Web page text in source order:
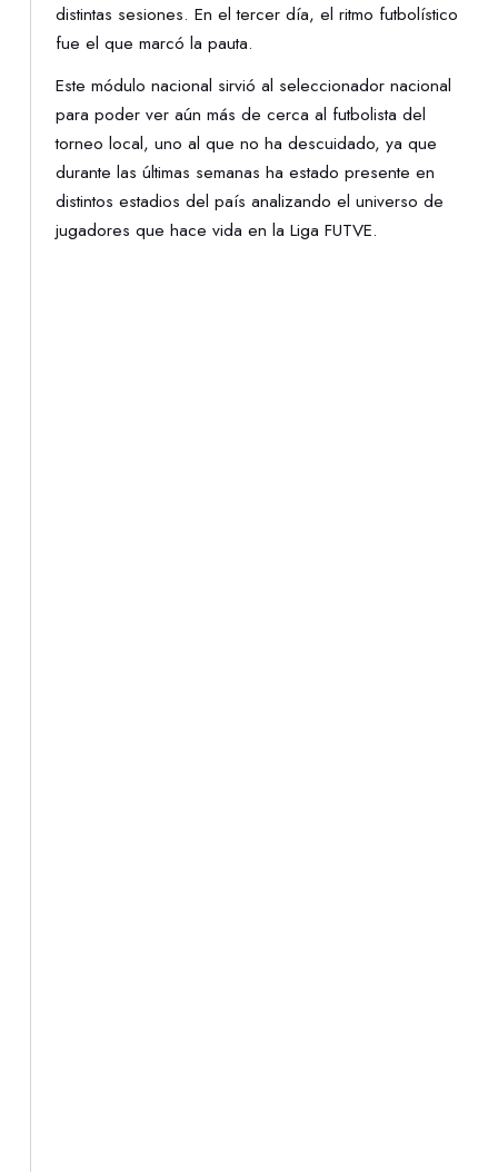
distintas sesiones. En el tercer día, el ritmo futbolístico
fue el que marcó la pauta.
Este módulo nacional sirvió al seleccionador nacional
para poder ver aún más de cerca al futbolista del
torneo local, uno al que no ha descuidado, ya que
durante las últimas semanas ha estado presente en
distintos estadios del país analizando el universo de
jugadores que hace vida en la Liga FUTVE.